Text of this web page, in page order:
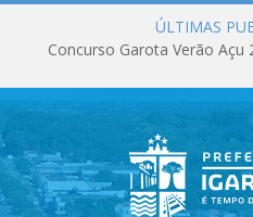
ÚLTIMAS
Concurso Garota Verão Açu